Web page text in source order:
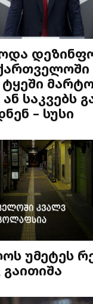
საკვებს
– სუსი
უმეტეს